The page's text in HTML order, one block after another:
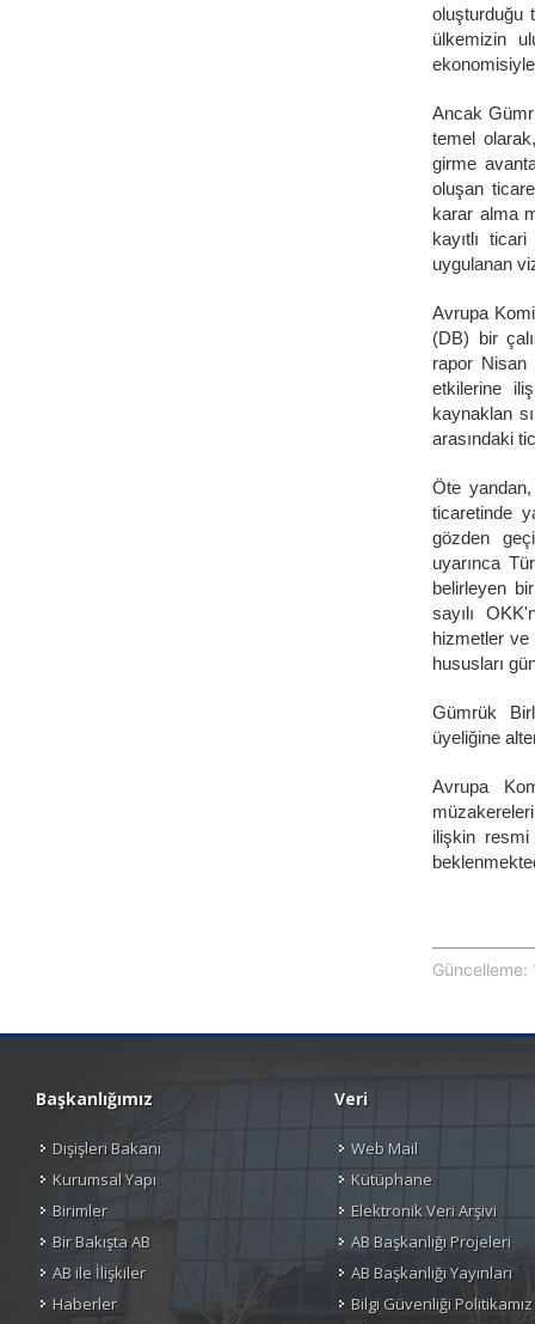
oluşturduğu
ülkemizin
Ancak
temel
girme
oluşan
karar alma
kayıtlı
uygulanan
Avrupa
(DB) bir
rapor Nisan
etkilerine
kaynaklan
arasındaki
Öte
ticaretinde
gözden
uyarınca
belirleyen
sayılı
hizmetler ve
hususları
Gümrük
üyeliğine
Avrupa
ilişkin resmi
Başkanlığımız
Dışişleri Bakanı
Kurumsal Yapı
Birimler
Bir Bakışta AB
AB ile İlişkiler
Haberler
Veri
Web Mail
Kütüphane
Elektronik Veri Arşivi
AB Başkanlığı Projeleri
AB Başkanlığı Yayınları
Bilgi Güvenliği Politikamız